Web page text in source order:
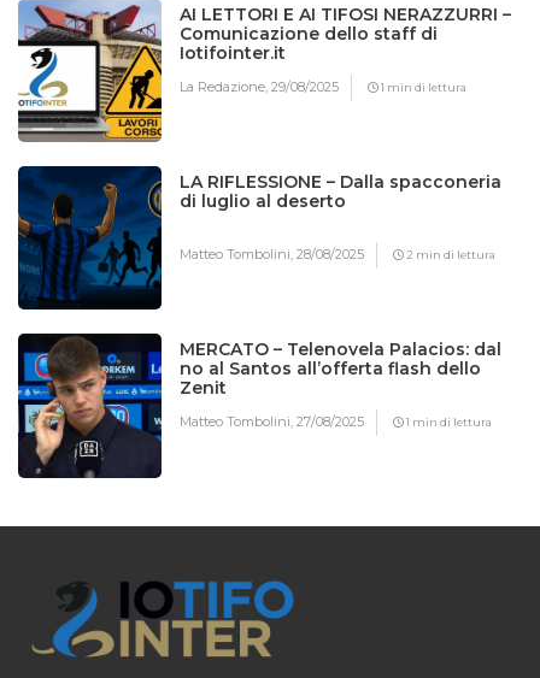
AI LETTORI E AI TIFOSI NERAZZURRI –
Comunicazione dello staff di
Iotifointer.it
La Redazione,29/08/2025 1 min di lettura
LA RIFLESSIONE – Dalla spacconeria
di luglio al deserto
Matteo Tombolini,28/08/2025 2 min di lettura
MERCATO – Telenovela Palacios: dal
no al Santos all’offerta flash dello
Zenit
Matteo Tombolini,27/08/2025 1 min di lettura